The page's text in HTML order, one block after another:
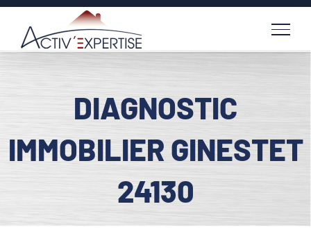
Passer
contenu
DIAGNOSTIC
IMMOBILIER GINESTET
24130